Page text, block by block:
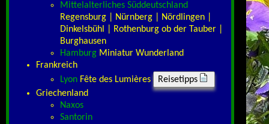
Mittelalterliches Süddeutschland
Regensburg | Nürnberg | Nördlingen |
Dinkelsbühl | Rothenburg ob der Tauber |
Burghausen
Hamburg Miniatur Wunderland
Frankreich
Lyon Fête des Lumières
Reisetipps
Griechenland
Naxos
Santorin